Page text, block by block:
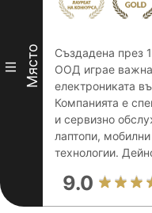
III Място
Създадена през
ООД играе
електрониката
Компанията е
и сервизно
лаптопи,
технологии.
9.0